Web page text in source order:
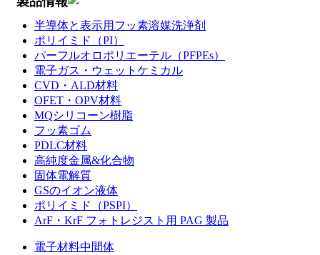
半導体と表示用フッ素溶媒洗浄剤
ポリイミド（PI）
パーフルオロポリエーテル（PFPEs）
電子ガス・ウェットケミカル
CVD・ALD材料
OFET・OPV材料
MQシリコーン樹脂
フッ素ゴム
PDLC材料
高純度金属&化合物
固体電解質
GSのイオン液体
ポリイミド（PSPI）
ArF・KrF フォトレジスト用 PAG 製品
電子材料中間体